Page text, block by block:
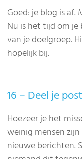
Goed: je blog is af.
Nu is het tijd om
van je doelgroep.
hopelijk bij.
16 – Deel je
Hoezeer je het
weinig mensen
nieuwe berichten.